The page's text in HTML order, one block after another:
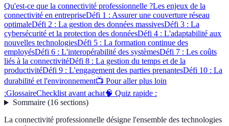
Qu'est-ce que la connectivité professionnelle ?Les enjeux de la
connectivité en entrepriseDéfi 1 : Assurer une couverture réseau
optimaleDéfi 2 : La gestion des données massivesDéfi 3 : La
cybersécurité et la protection des donnéesDéfi 4 : L'adaptabilité aux
nouvelles technologiesDéfi 5 : La formation continue des
employésDéfi 6 : L'interopérabilité des systèmesDéfi 7 : Les coûts
liés à la connectivitéDéfi 8 : La gestion du temps et de la
productivitéDéfi 9 : L'engagement des parties prenantesDéfi 10 : La
durabilité et l'environnement📺 Pour aller plus loin
:GlossaireChecklist avant achat🧠 Quiz rapide :
Sommaire(16 sections)
La connectivité professionnelle désigne l'ensemble des technologies